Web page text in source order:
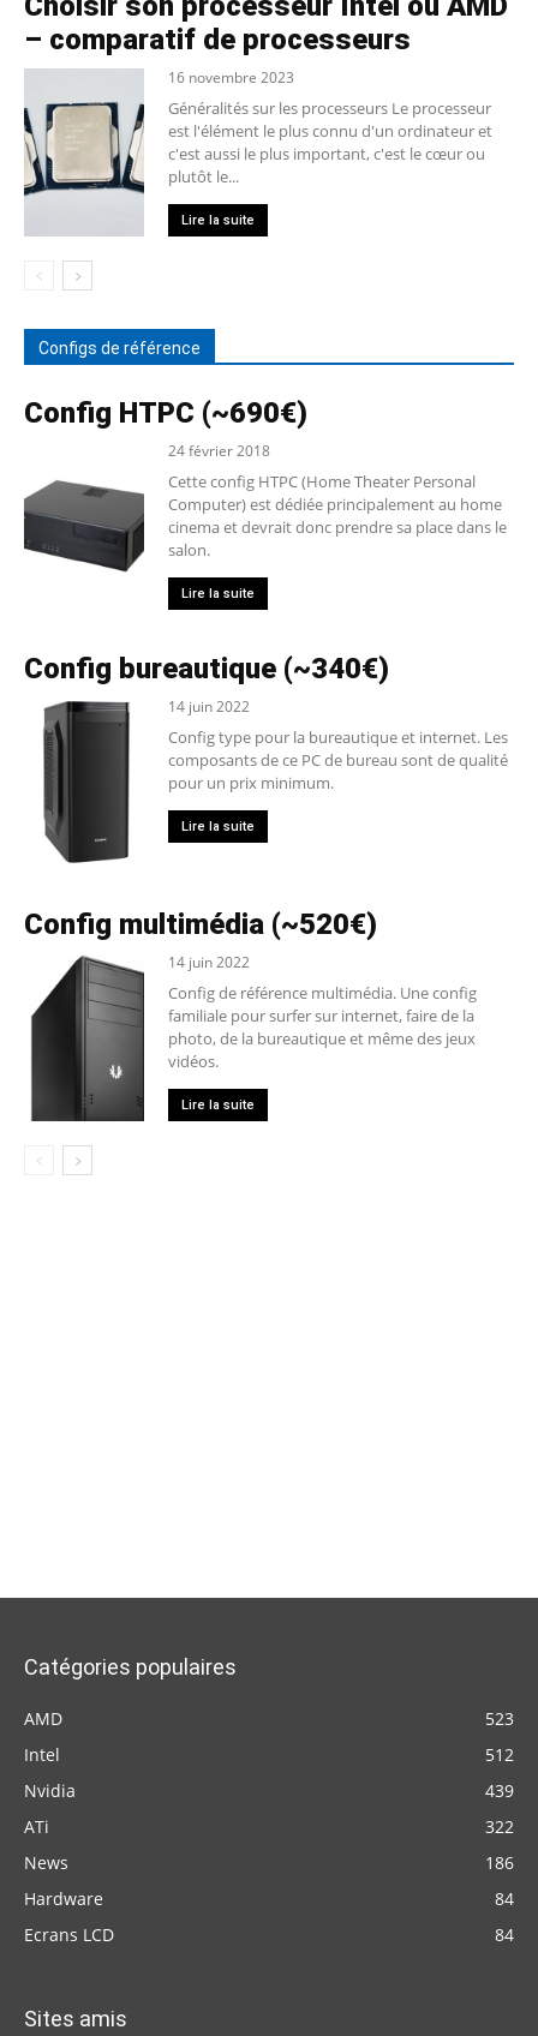
– comparatif de processeurs
16 novembre 2023
Généralités sur les processeurs Le processeur
est l'élément le plus connu d'un ordinateur et
c'est aussi le plus important, c'est le cœur ou
plutôt le...
Lire la suite
Configs de référence
Config HTPC (~690€)
24 février 2018
Cette config HTPC (Home Theater Personal
Computer) est dédiée principalement au home
cinema et devrait donc prendre sa place dans le
salon.
Lire la suite
Config bureautique (~340€)
14 juin 2022
Config type pour la bureautique et internet. Les
composants de ce PC de bureau sont de qualité
pour un prix minimum.
Lire la suite
Config multimédia (~520€)
14 juin 2022
Config de référence multimédia. Une config
familiale pour surfer sur internet, faire de la
photo, de la bureautique et même des jeux
vidéos.
Lire la suite
Catégories populaires
AMD
523
Intel
512
Nvidia
439
ATi
322
News
186
Hardware
84
Ecrans LCD
84
Sites amis